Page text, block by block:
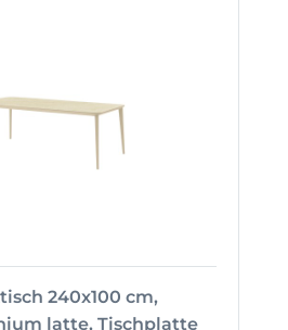
240x100 cm,
latte, Tischplatte